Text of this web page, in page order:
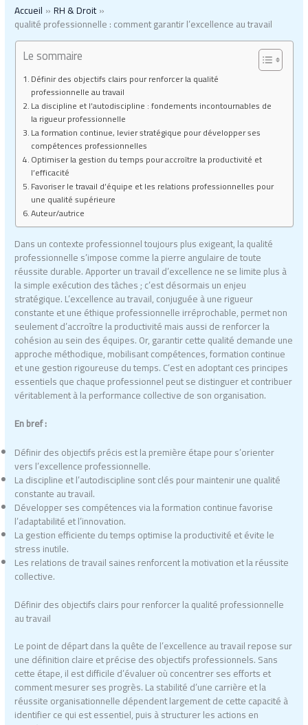
Accueil
RH & Droit
qualité professionnelle : comment garantir l’excellence au travail
Le sommaire
Définir des objectifs clairs pour renforcer la qualité
professionnelle au travail
La discipline et l’autodiscipline : fondements incontournables de
la rigueur professionnelle
La formation continue, levier stratégique pour développer ses
compétences professionnelles
Optimiser la gestion du temps pour accroître la productivité et
l’efficacité
Favoriser le travail d’équipe et les relations professionnelles pour
une qualité supérieure
Auteur/autrice
Dans un contexte professionnel toujours plus exigeant, la qualité
professionnelle s’impose comme la pierre angulaire de toute
réussite durable. Apporter un travail d’excellence ne se limite plus à
la simple exécution des tâches ; c’est désormais un enjeu
stratégique. L’excellence au travail, conjuguée à une rigueur
constante et une éthique professionnelle irréprochable, permet non
seulement d’accroître la productivité mais aussi de renforcer la
cohésion au sein des équipes. Or, garantir cette qualité demande une
approche méthodique, mobilisant compétences, formation continue
et une gestion rigoureuse du temps. C’est en adoptant ces principes
essentiels que chaque professionnel peut se distinguer et contribuer
véritablement à la performance collective de son organisation.
En bref :
Définir des objectifs précis est la première étape pour s’orienter
vers l’excellence professionnelle.
La discipline et l’autodiscipline sont clés pour maintenir une qualité
constante au travail.
Développer ses compétences via la formation continue favorise
l’adaptabilité et l’innovation.
La gestion efficiente du temps optimise la productivité et évite le
stress inutile.
Les relations de travail saines renforcent la motivation et la réussite
collective.
Définir des objectifs clairs pour renforcer la qualité professionnelle
au travail
Le point de départ dans la quête de l’excellence au travail repose sur
une définition claire et précise des objectifs professionnels. Sans
cette étape, il est difficile d’évaluer où concentrer ses efforts et
comment mesurer ses progrès. La stabilité d’une carrière et la
réussite organisationnelle dépendent largement de cette capacité à
identifier ce qui est essentiel, puis à structurer les actions en